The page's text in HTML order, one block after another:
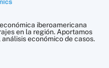
iberoamericana
en la región. Aportamos
económico de casos.